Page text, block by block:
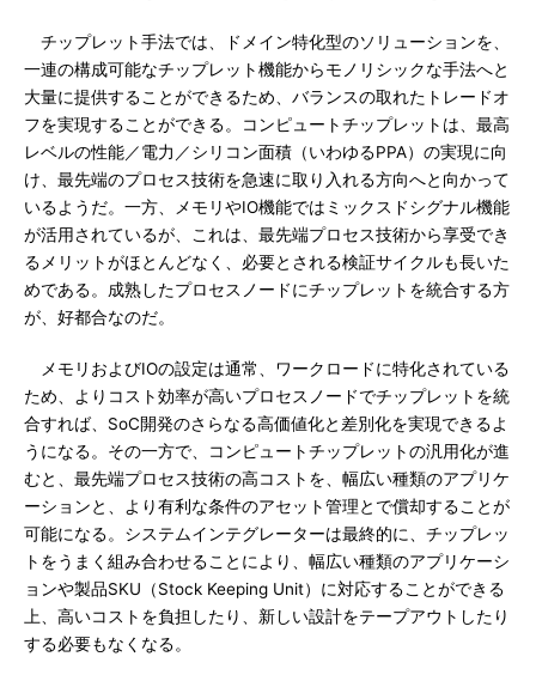
チップレット手法では、ドメイン特化型のソリューションを、
一連の構成可能なチップレット機能からモノリシックな手法へと
大量に提供することができるため、バランスの取れたトレードオ
フを実現することができる。コンピュートチップレットは、最高
レベルの性能／電力／シリコン面積（いわゆるPPA）の実現に向
け、最先端のプロセス技術を急速に取り入れる方向へと向かって
いるようだ。一方、メモリやIO機能ではミックスドシグナル機能
が活用されているが、これは、最先端プロセス技術から享受でき
るメリットがほとんどなく、必要とされる検証サイクルも長いた
めである。成熟したプロセスノードにチップレットを統合する方
が、好都合なのだ。
メモリおよびIOの設定は通常、ワークロードに特化されている
ため、よりコスト効率が高いプロセスノードでチップレットを統
合すれば、SoC開発のさらなる高価値化と差別化を実現できるよ
うになる。その一方で、コンピュートチップレットの汎用化が進
むと、最先端プロセス技術の高コストを、幅広い種類のアプリケ
ーションと、より有利な条件のアセット管理とで償却することが
可能になる。システムインテグレーターは最終的に、チップレッ
トをうまく組み合わせることにより、幅広い種類のアプリケーシ
ョンや製品SKU（Stock Keeping Unit）に対応することができる
上、高いコストを負担したり、新しい設計をテープアウトしたり
する必要もなくなる。